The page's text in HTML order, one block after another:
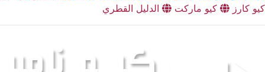
كيو كارز
كيو ماركت الدليل القطري